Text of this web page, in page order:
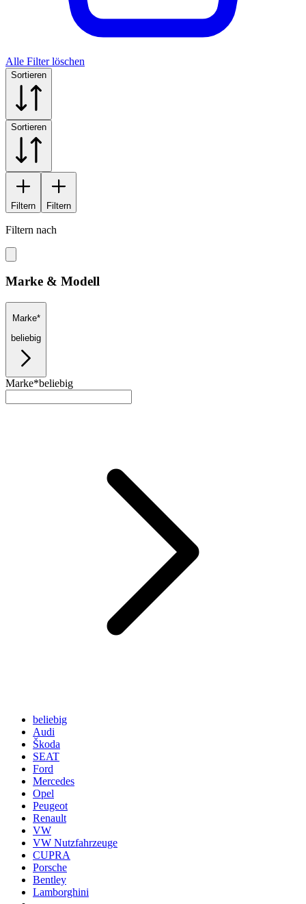
Alle Filter löschen
Sortieren
Sortieren
Filtern Filtern
Filtern nach
Marke & Modell
Marke*
beliebig
Marke*beliebig
beliebig
Audi
Škoda
SEAT
Ford
Mercedes
Opel
Peugeot
Renault
VW
VW Nutzfahrzeuge
CUPRA
Porsche
Bentley
Lamborghini